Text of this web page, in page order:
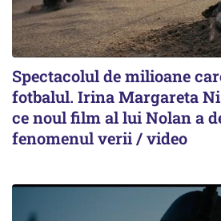
Spectacolul de milioane
fotbalul. Irina Margareta
ce noul film al lui Nolan a
fenomenul verii / video